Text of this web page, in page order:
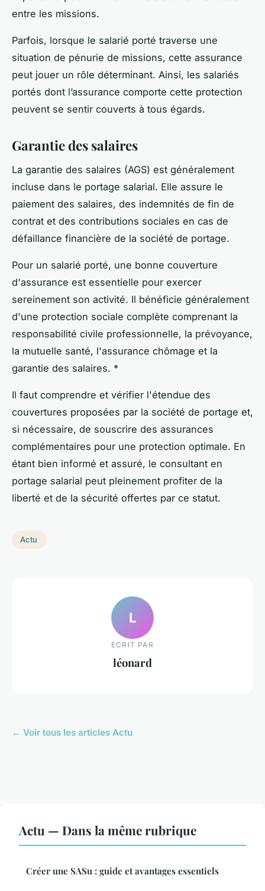
entre les missions.
Parfois, lorsque le salarié porté traverse une
situation de pénurie de missions, cette assurance
peut jouer un rôle déterminant. Ainsi, les salariés
portés dont l’assurance comporte cette protection
peuvent se sentir couverts à tous égards.
Garantie des salaires
La garantie des salaires (AGS) est généralement
incluse dans le portage salarial. Elle assure le
paiement des salaires, des indemnités de fin de
contrat et des contributions sociales en cas de
défaillance financière de la société de portage.
Pour un salarié porté, une bonne couverture
d'assurance est essentielle pour exercer
sereinement son activité. Il bénéficie généralement
d'une protection sociale complète comprenant la
responsabilité civile professionnelle, la prévoyance,
la mutuelle santé, l'assurance chômage et la
garantie des salaires. *
Il faut comprendre et vérifier l'étendue des
couvertures proposées par la société de portage et,
si nécessaire, de souscrire des assurances
complémentaires pour une protection optimale. En
étant bien informé et assuré, le consultant en
portage salarial peut pleinement profiter de la
liberté et de la sécurité offertes par ce statut.
Actu
L
ECRIT PAR
léonard
← Voir tous les articles Actu
Actu — Dans la même rubrique
Créer une SASu : guide et avantages essentiels